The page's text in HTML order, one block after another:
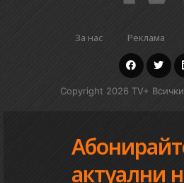
За нас Реклама
Copyright 2026 TV+
актуални